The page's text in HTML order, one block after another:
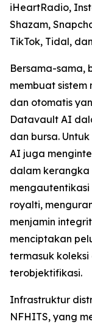
iHeartRadio,
Shazam,
TikTok, Tidal,
Bersama-sama,
membuat sistem
dan otomatis
Datavault AI
dan bursa.
AI juga
dalam kerangka
mengautentikasi
royalti,
menjamin
menciptakan
termasuk
terobjektifikasi.
Infrastruktur
NFHITS, yang